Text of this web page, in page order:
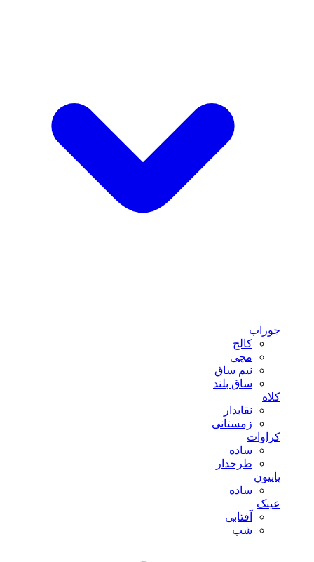
جوراب
کالج
مچی
نیم ساق
ساق بلند
کلاه
نقابدار
زمستانی
کراوات
ساده
طرحدار
پاپیون
ساده
عینک
آفتابی
شب